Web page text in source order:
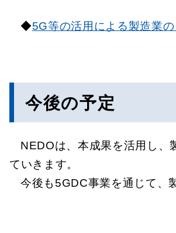
◆5G等の活用による製造業
今後の予定
NEDOは、本成果を活用し、
ていきます。
今後も5GDC事業を通じて、